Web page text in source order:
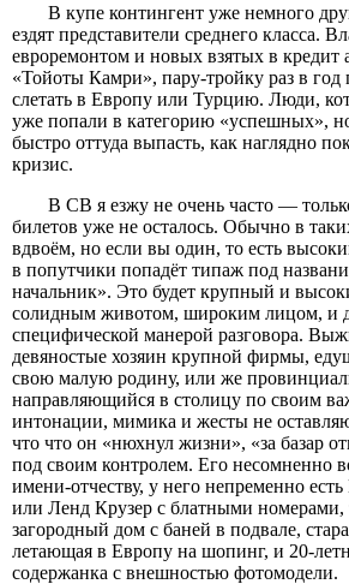
В купе контингент уже немного
ездят представители среднего класса.
евроремонтом и новых взятых в кредит
«Тойоты Камри», пару-тройку раз в год
слетать в Европу или Турцию. Люди,
уже попали в категорию «успешных»,
быстро оттуда выпасть, как наглядно
кризис.
В СВ я езжу не очень часто —
билетов уже не осталось. Обычно в
вдвоём, но если вы один, то есть
в попутчики попадёт типаж под
начальник». Это будет крупный и
солидным животом, широким лицом, и
специфической манерой разговора.
девяностые хозяин крупной фирмы,
свою малую родину, или же
направляющийся в столицу по своим
интонации, мимика и жесты не
что что он «нюхнул жизни», «за базар
под своим контролем. Его несомненно
имени-отчеству, у него непременно
или Ленд Крузер с блатными номерами,
загородный дом с баней в подвале,
летающая в Европу на шопинг, и 20-
содержанка с внешностью фотомодели.